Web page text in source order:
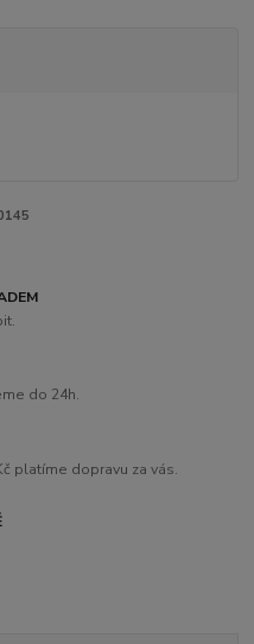
do 24h.
platíme dopravu za vás.